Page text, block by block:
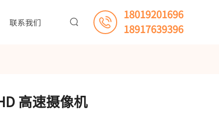
高速摄像机
18019201696
18917639396
联系我们